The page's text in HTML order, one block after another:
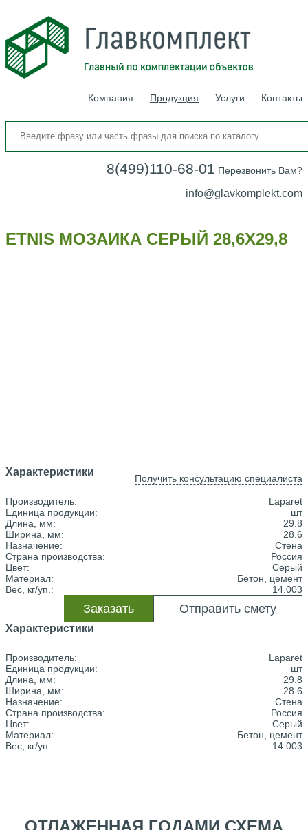
Компания Продукция Услуги Контакты
8(499)110-68-01 Перезвонить Вам?
info@glavkomplekt.com
ETNIS МОЗАИКА СЕРЫЙ 28,6Х29,8
Характеристики
Производитель:
Laparet
Единица продукции:
шт
Длина, мм:
29.8
Ширина, мм:
28.6
Назначение:
Стена
Страна производства:
Россия
Цвет:
Серый
Материал:
Бетон, цемент
Вес, кг/уп.:
14.003
Отправить смету
Заказать
Получить консультацию специалиста
Характеристики
Производитель:
Laparet
Единица продукции:
шт
Длина, мм:
29.8
Ширина, мм:
28.6
Назначение:
Стена
Страна производства:
Россия
Цвет:
Серый
Материал:
Бетон, цемент
Вес, кг/уп.:
14.003
ОТЛАЖЕННАЯ ГОДАМИ СХЕМА